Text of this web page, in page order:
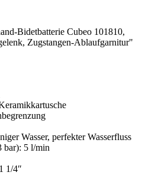
Bidetbatterie Cubeo 101810,
Zugstangen-Ablaufgarnitur"
Wasser, perfekter Wasserfluss
bar): 5 l/min
1/4″